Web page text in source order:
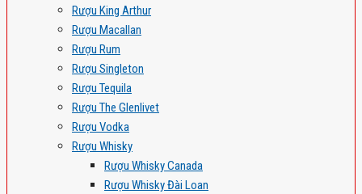
Rượu King Arthur
Rượu Macallan
Rượu Rum
Rượu Singleton
Rượu Tequila
Rượu The Glenlivet
Rượu Vodka
Rượu Whisky
Rượu Whisky Canada
Rượu Whisky Đài Loan